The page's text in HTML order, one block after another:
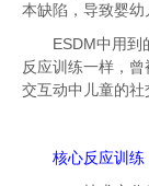
本缺陷，导致婴幼
ESDM中用到
反应训练一样，
交互动中儿童的社
核心反应训练